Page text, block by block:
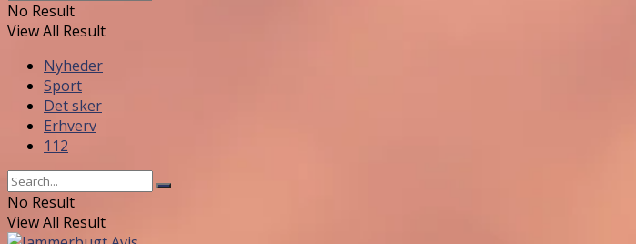
No Result
View All Result
Nyheder
Sport
Det sker
Erhverv
112
No Result
View All Result